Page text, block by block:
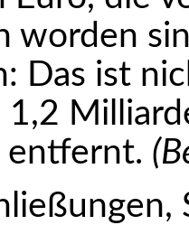
worden
Das ist
1,2